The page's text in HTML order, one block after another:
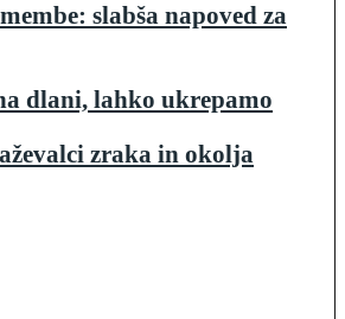
slabša napoved za
dlani, lahko ukrepamo
zraka in okolja